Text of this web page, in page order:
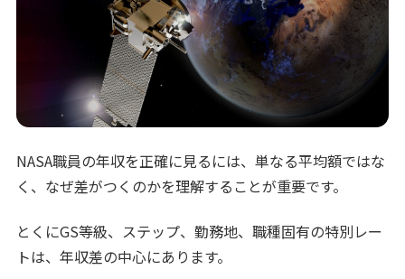
NASA職員の年収を正確に見るには、単なる平均額ではな
く、なぜ差がつくのかを理解することが重要です。
とくにGS等級、ステップ、勤務地、職種固有の特別レー
トは、年収差の中心にあります。